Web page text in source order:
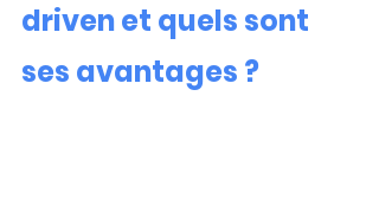
driven et quels sont
ses avantages ?